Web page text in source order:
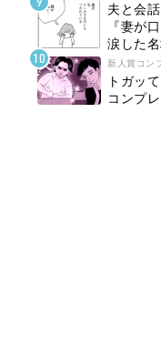
夫と会
『妻が
涙した
新人賞コン
トガッ
コンプ